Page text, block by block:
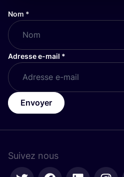
Nom *
Adresse e-mail *
Envoyer
Suivez nous